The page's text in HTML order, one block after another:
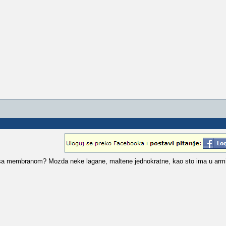
membranom? Mozda neke lagane, maltene jednokratne, kao sto ima u